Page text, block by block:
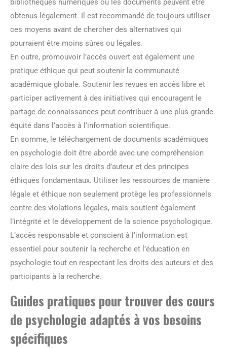
obtenus légalement. Il est recommandé de toujours utiliser
ces moyens avant de chercher des alternatives qui
pourraient être moins sûres ou légales.
En outre, promouvoir l’accès ouvert est également une
pratique éthique qui peut soutenir la communauté
académique globale. Soutenir les revues en accès libre et
participer activement à des initiatives qui encouragent le
partage de connaissances peut contribuer à une plus grande
équité dans l’accès à l’information scientifique.
En somme, le téléchargement de documents académiques
en psychologie doit être abordé avec une compréhension
claire des lois sur les droits d’auteur et des principes
éthiques fondamentaux. Utiliser les ressources de manière
légale et éthique non seulement protège les professionnels
contre des violations légales, mais soutient également
l’intégrité et le développement de la science psychologique.
L’accès responsable et conscient à l’information est
essentiel pour soutenir la recherche et l’éducation en
psychologie tout en respectant les droits des auteurs et des
participants à la recherche.
Guides pratiques pour trouver des cours
de psychologie adaptés à vos besoins
spécifiques